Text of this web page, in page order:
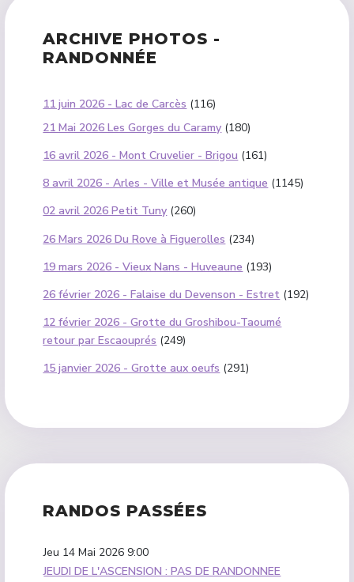
ARCHIVE PHOTOS -
RANDONNÉE
11 juin 2026 - Lac de Carcès (116)
21 Mai 2026 Les Gorges du Caramy (180)
16 avril 2026 - Mont Cruvelier - Brigou (161)
8 avril 2026 - Arles - Ville et Musée antique (1145)
02 avril 2026 Petit Tuny (260)
26 Mars 2026 Du Rove à Figuerolles (234)
19 mars 2026 - Vieux Nans - Huveaune (193)
26 février 2026 - Falaise du Devenson - Estret (192)
12 février 2026 - Grotte du Groshibou-Taoumé
retour par Escaouprés (249)
15 janvier 2026 - Grotte aux oeufs (291)
RANDOS PASSÉES
Jeu 14 Mai 2026 9:00
JEUDI DE L'ASCENSION : PAS DE RANDONNEE